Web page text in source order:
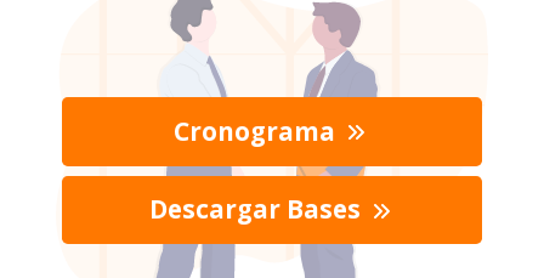
Cronograma
Descargar Bases